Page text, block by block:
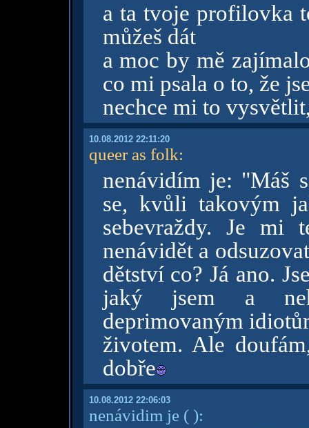
a ta tvoje profilovka
můžeš dát
a moc by mě
co mi psala o to, že
nechce mi to
10.08.2012 22:11:20
queer as folk:
nenávidím je: "Máš
se, kvůli takovým
sebevraždy. Je mi
nenávidět a
dětství co? Já ano.
jaký jsem a
deprimovaným
životem. Ale
dobře
10.08.2012 22:06:03
nenávidim je( ):